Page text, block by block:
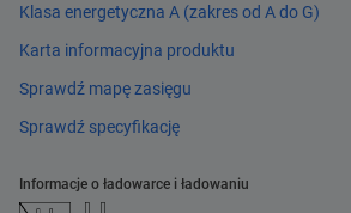
Klasa energetyczna A (zakres od A do G)
Karta informacyjna produktu
Sprawdź mapę zasięgu
Sprawdź specyfikację
Informacje o ładowarce i ładowaniu